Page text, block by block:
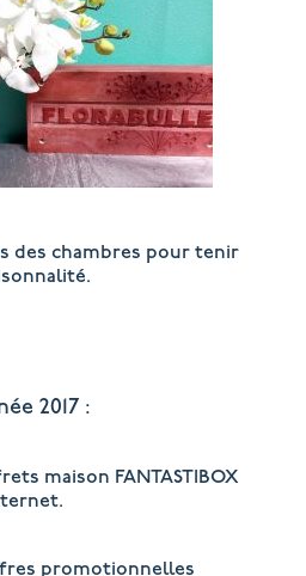
des chambres pour tenir
2017 :
maison FANTASTIBOX
promotionnelles